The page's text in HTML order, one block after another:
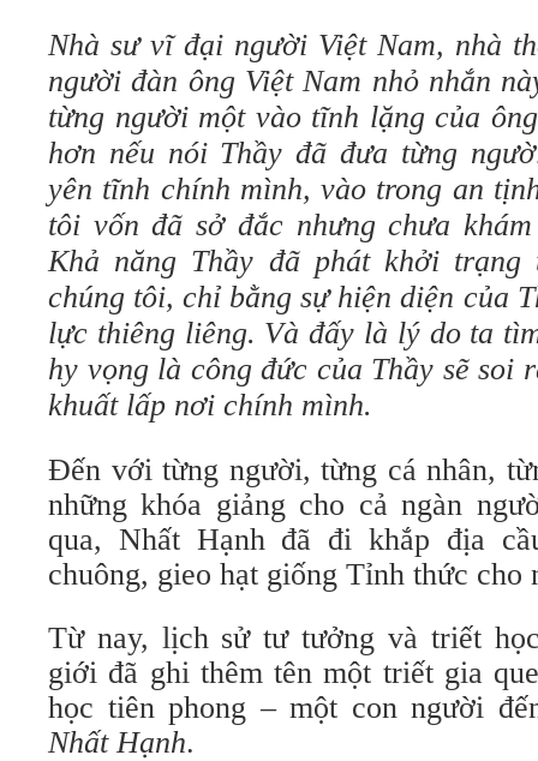
Nhà sư vĩ đại người Việt Nam, nhà
người đàn ông Việt Nam nhỏ nhắn
từng người một vào tĩnh lặng của
hơn nếu nói Thầy đã đưa từng
yên tĩnh chính mình, vào trong an
tôi vốn đã sở đắc nhưng chưa
Khả năng Thầy đã phát khởi
chúng tôi, chỉ bằng sự hiện diện của
lực thiêng liêng. Và đấy là lý do ta
hy vọng là công đức của Thầy sẽ soi
khuất lấp nơi chính mình.
Đến với từng người, từng cá nhân,
những khóa giảng cho cả ngàn
qua, Nhất Hạnh đã đi khắp địa
chuông, gieo hạt giống Tỉnh thức cho
Từ nay, lịch sử tư tưởng và triết
giới đã ghi thêm tên một triết gia
học tiên phong – một con người
Nhất Hạnh.